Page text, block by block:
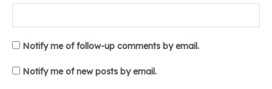
Notify me of follow-up comments by email.
Notify me of new posts by email.